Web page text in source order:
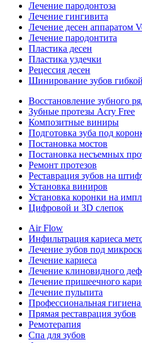
Лечение пародонтоза
Лечение гингивита
Лечение десен аппаратом
Лечение пародонтита
Пластика десен
Пластика уздечки
Рецессия десен
Шинирование зубов
Восстановление зубного
Зубные протезы Acry Free
Композитные виниры
Подготовка зуба под
Постановка мостов
Постановка несъемных
Ремонт протезов
Реставрация зубов на
Установка виниров
Установка коронки на
Цифровой и 3D слепок
Air Flow
Инфильтрация кариеса
Лечение зубов под
Лечение кариеса
Лечение клиновидного
Лечение пришеечного
Лечение пульпита
Профессиональная
Прямая реставрация зубов
Ремотерапия
Спа для зубов